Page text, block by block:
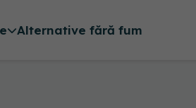
Alternative fără fum